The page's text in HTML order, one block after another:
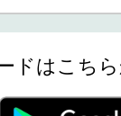
ドはこち